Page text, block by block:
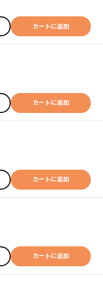
カートに追加
カートに追加
カートに追加
カートに追加